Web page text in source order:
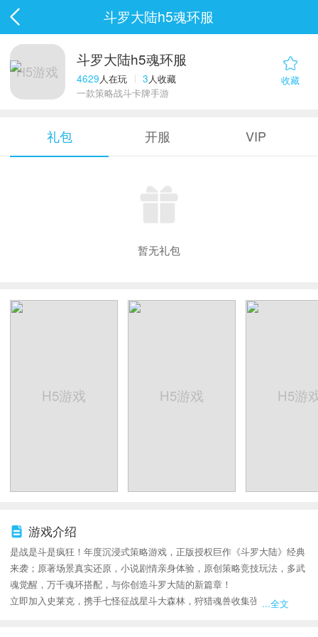
斗罗大陆h5魂环服
H5游戏 收藏
斗罗大陆h5魂环服
4629人在玩 3人收藏
一款策略战斗卡牌手游
礼包 开服 VIP
暂无礼包
H5游戏 H5游戏 H5游
游戏介绍
是战是斗是疯狂！年度沉浸式策略游戏，正版授权巨作《斗罗大陆》经典
来袭；原著场景真实还原，小说剧情亲身体验，原创策略竞技玩法，多武
魂觉醒，万千魂环搭配，与你创造斗罗大陆的新篇章！
立即加入史莱克，携手七怪征战星斗大森林，狩猎魂兽收集强大魂环；争
...全文